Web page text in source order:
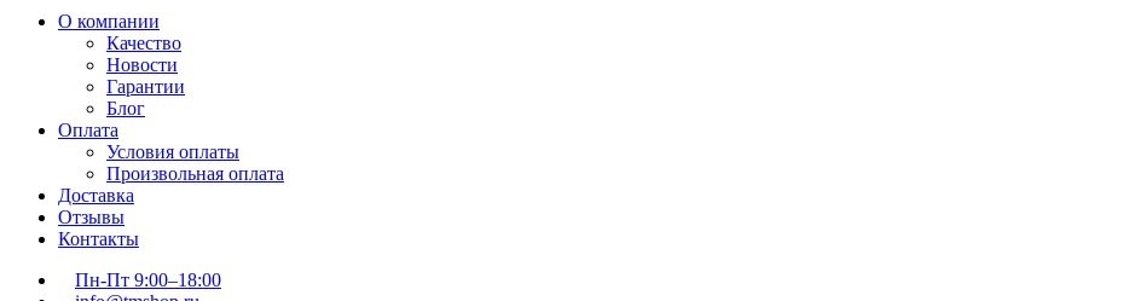
О компании
Качество
Новости
Гарантии
Блог
Оплата
Условия оплаты
Произвольная оплата
Доставка
Отзывы
Контакты
Пн-Пт 9:00–18:00